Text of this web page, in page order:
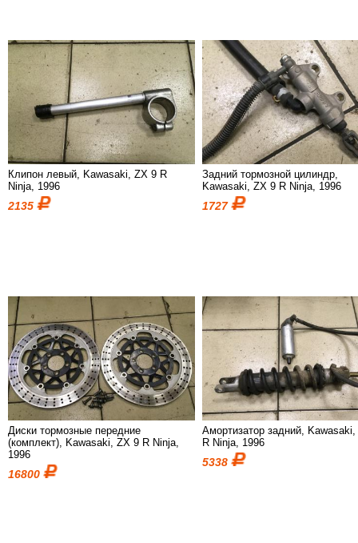
Клипон левый, Kawasaki, ZX 9 R
Ninja, 1996
2135
Задний тормозной цилиндр,
Kawasaki, ZX 9 R Ninja, 1996
1727
Диски тормозные передние
(комплект), Kawasaki, ZX 9 R Ninja,
1996
16800
Амортизатор задний,
R Ninja, 1996
5338